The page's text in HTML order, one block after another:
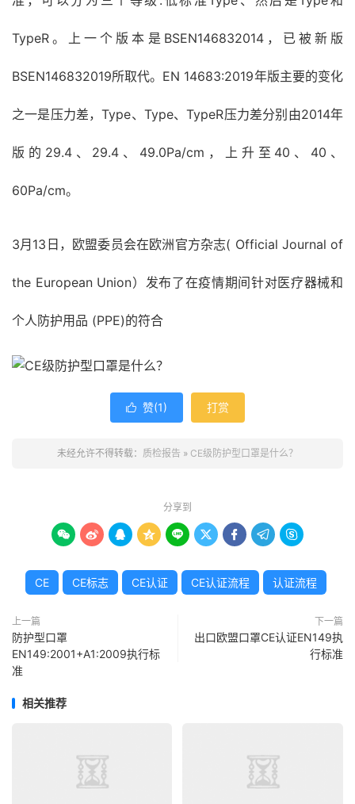
TypeR。上一个版本是BSEN146832014，已被新版
BSEN146832019所取代。EN 14683:2019年版主要的变化
之一是压力差，Type、Type、TypeR压力差分别由2014年
版的29.4、29.4、49.0Pa/cm，上升至40、40、
60Pa/cm。
3月13日，欧盟委员会在欧洲官方杂志( Official Journal of
the European Union）发布了在疫情期间针对医疗器械和
个人防护用品 (PPE)的符合
 赞(1) 打赏
未经允许不得转载： 质检报告 » CE级防护型口罩是什么？
分享到
        
CE CE标志 CE认证 CE认证流程 认证流程
上一篇
防护型口罩
EN149:2001+A1:2009执行标
准
下一篇
出口欧盟口罩CE认证EN149执
行标准
相关推荐